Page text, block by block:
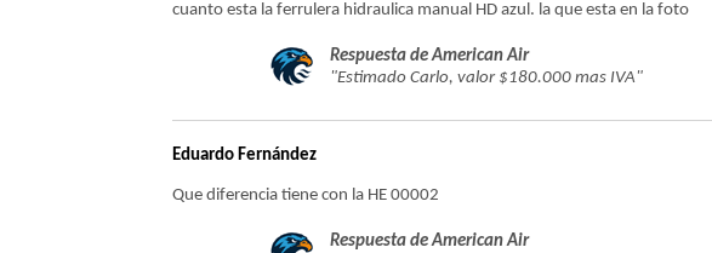
cuanto esta la ferrulera hidraulica manual HD azul. la que esta en la foto
Respuesta de American Air
"Estimado Carlo, valor $180.000 mas IVA"
Eduardo Fernández
Que diferencia tiene con la HE 00002
Respuesta de American Air